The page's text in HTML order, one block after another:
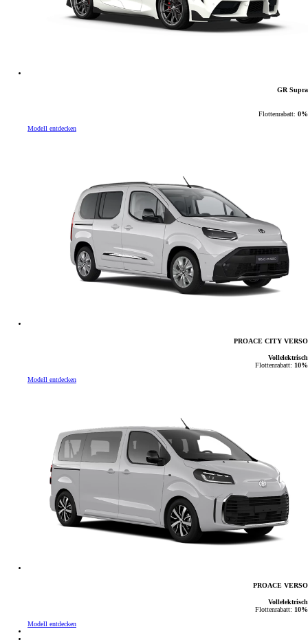
GR Supra
Flottenrabatt: 0%
Modell entdecken
PROACE CITY VERSO
Vollelektrisch
Flottenrabatt: 10%
Modell entdecken
PROACE VERSO
Vollelektrisch
Flottenrabatt: 10%
Modell entdecken